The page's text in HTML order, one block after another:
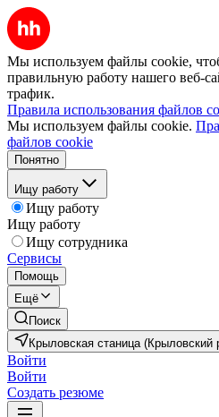
Мы используем файлы cookie,
правильную работу нашего веб-
трафик.
Правила использования файлов
Мы используем файлы cookie.
файлов cookie
Понятно
Ищу работу
Ищу работу
Ищу работу
Ищу сотрудника
Сервисы
Помощь
Ещё
Поиск
Крыловская станица (Крыловский
Войти
Войти
Создать резюме